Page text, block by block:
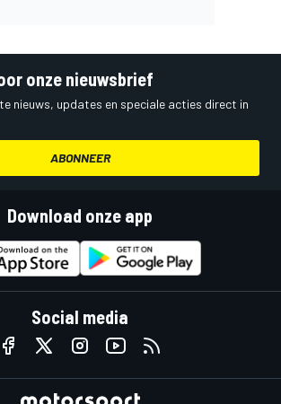
onze nieuwsbrief
nieuws, updates en speciale acties direct in
ABONNEER
Download onze app
Social media